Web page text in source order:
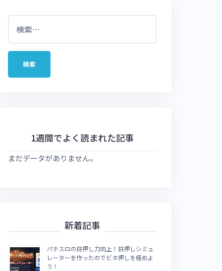
1週間でよく読まれた記事
まだデータがありません。
新着記事
パチスロの目押し力向上！目押しシミュ
レーターを作ったのでビタ押しを極めよ
う！